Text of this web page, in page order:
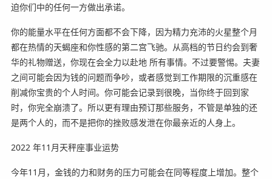
迫你们中的任何一方做出承诺。
你的能量水平在任何方面都不会下降，因为精力充沛的火星整个月
都在热情的天蝎座和你性感的第二宫飞驰。从高档的节日约会到奢
华的礼物赠送，你现在会全力以赴地 所有事情。不过要警惕。夫妻
之间可能会因为钱的问题而争吵，或者感觉到工作期限的沉重感在
削减你宝贵的个人时间。你可能会记录到很晚，当你终于回到家
时，你完全崩溃了。所以更有理由预订那些服务，不管是单独的还
是两个人的，而不是把你的挫败感发泄在你最亲近的人身上。️
2022 年11月天秤座事业运势
今年11月，金钱的力和财务的压力可能会在同等程度上增加。整个